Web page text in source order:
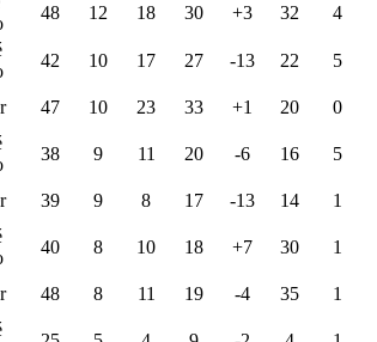
48 12 18 30 +3 32 4
42 10 17 27 -13 22 5
47 10 23 33 +1 20 0
38 9 11 20 -6 16 5
39 9 8 17 -13 14 1
40 8 10 18 +7 30 1
48 8 11 19 -4 35 1